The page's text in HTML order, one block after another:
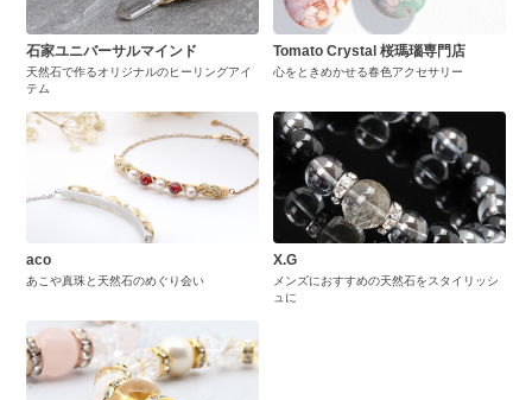
石家ユニバーサルマインド
天然石で作るオリジナルのヒーリングアイ
テム
Tomato Crystal 桜瑪瑙専門店
心をときめかせる春色アクセサリー
aco
あこや真珠と天然石のめぐり会い
X.G
メンズにおすすめの天然石をスタイリッシ
ュに